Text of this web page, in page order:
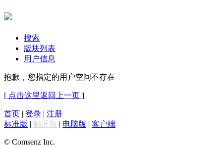
搜索
版块列表
用户信息
抱歉，您指定的用户空间不存在
[ 点击这里返回上一页 ]
首页 | 登录 | 注册
标准版 | 触屏版 | 电脑版 | 客户端
© Comsenz Inc.